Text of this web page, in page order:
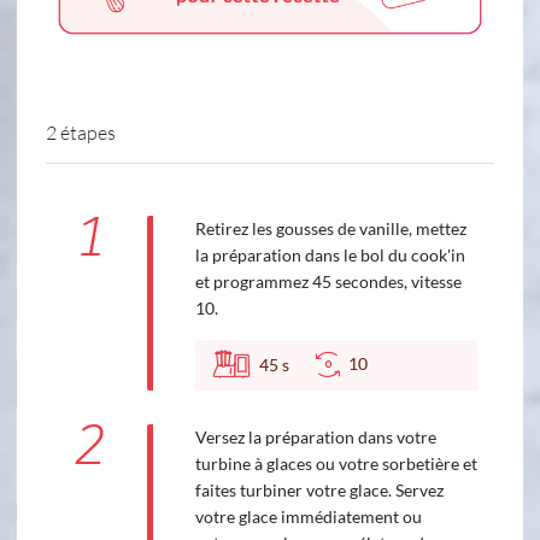
2 étapes
1
Retirez les gousses de vanille, mettez
la préparation dans le bol du cook'in
et programmez 45 secondes, vitesse
10.
45 s 10
2
Versez la préparation dans votre
turbine à glaces ou votre sorbetière et
faites turbiner votre glace. Servez
votre glace immédiatement ou